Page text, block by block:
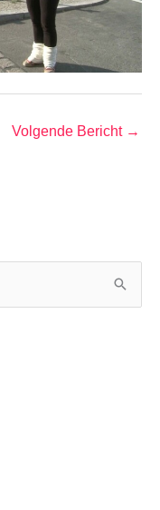
Volgende Bericht →